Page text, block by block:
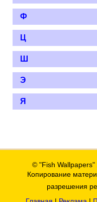
Ф
Ц
Ш
Э
Я
© "Fish
Копирование
разрешения